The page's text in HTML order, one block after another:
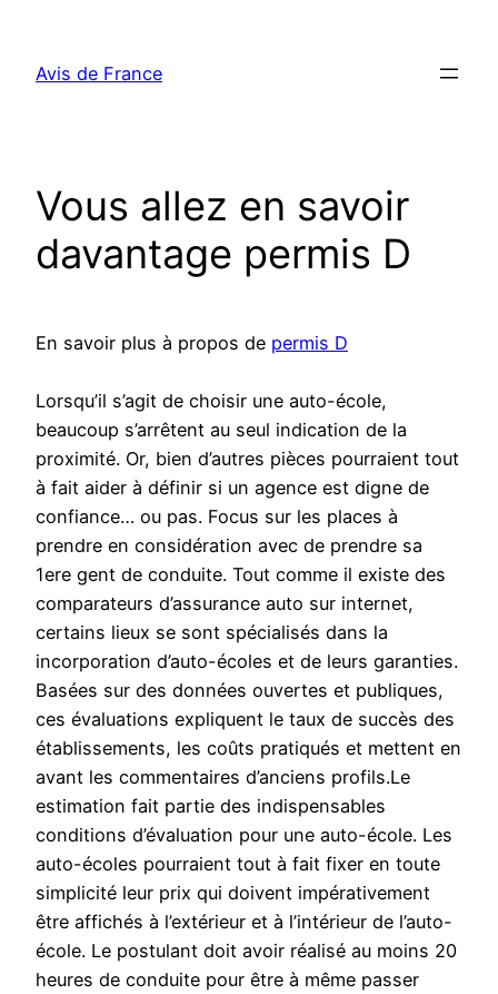
contenu
Avis de France
Vous allez en savoir
davantage permis D
En savoir plus à propos de permis D
Lorsqu’il s’agit de choisir une auto-école,
beaucoup s’arrêtent au seul indication de la
proximité. Or, bien d’autres pièces pourraient tout
à fait aider à définir si un agence est digne de
confiance… ou pas. Focus sur les places à
prendre en considération avec de prendre sa
1ere gent de conduite. Tout comme il existe des
comparateurs d’assurance auto sur internet,
certains lieux se sont spécialisés dans la
incorporation d’auto-écoles et de leurs garanties.
Basées sur des données ouvertes et publiques,
ces évaluations expliquent le taux de succès des
établissements, les coûts pratiqués et mettent en
avant les commentaires d’anciens profils.Le
estimation fait partie des indispensables
conditions d’évaluation pour une auto-école. Les
auto-écoles pourraient tout à fait fixer en toute
simplicité leur prix qui doivent impérativement
être affichés à l’extérieur et à l’intérieur de l’auto-
école. Le postulant doit avoir réalisé au moins 20
heures de conduite pour être à même passer